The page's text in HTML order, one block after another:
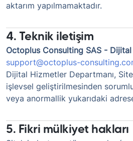
aktarım yapılmamaktadır.
4. Teknik iletişim
Octoplus Consulting SAS -
support@octoplus-
Dijital Hizmetler Departmanı,
işlevsel geliştirilmesinden
veya anormallik yukarıdaki
5. Fikri mülkiyet hakları